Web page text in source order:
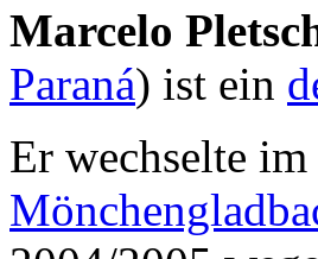
Marcelo
Paraná) ist ein
Er wechselte